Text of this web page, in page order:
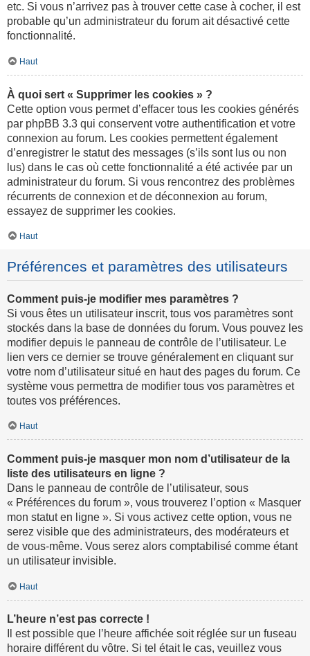
etc. Si vous n’arrivez pas à trouver cette case à cocher, il est
probable qu’un administrateur du forum ait désactivé cette
fonctionnalité.
Haut
À quoi sert « Supprimer les cookies » ?
Cette option vous permet d’effacer tous les cookies générés
par phpBB 3.3 qui conservent votre authentification et votre
connexion au forum. Les cookies permettent également
d’enregistrer le statut des messages (s’ils sont lus ou non
lus) dans le cas où cette fonctionnalité a été activée par un
administrateur du forum. Si vous rencontrez des problèmes
récurrents de connexion et de déconnexion au forum,
essayez de supprimer les cookies.
Haut
Préférences et paramètres des utilisateurs
Comment puis-je modifier mes paramètres ?
Si vous êtes un utilisateur inscrit, tous vos paramètres sont
stockés dans la base de données du forum. Vous pouvez les
modifier depuis le panneau de contrôle de l’utilisateur. Le
lien vers ce dernier se trouve généralement en cliquant sur
votre nom d’utilisateur situé en haut des pages du forum. Ce
système vous permettra de modifier tous vos paramètres et
toutes vos préférences.
Haut
Comment puis-je masquer mon nom d’utilisateur de la
liste des utilisateurs en ligne ?
Dans le panneau de contrôle de l’utilisateur, sous
« Préférences du forum », vous trouverez l’option « Masquer
mon statut en ligne ». Si vous activez cette option, vous ne
serez visible que des administrateurs, des modérateurs et
de vous-même. Vous serez alors comptabilisé comme étant
un utilisateur invisible.
Haut
L’heure n’est pas correcte !
Il est possible que l’heure affichée soit réglée sur un fuseau
horaire différent du vôtre. Si tel était le cas, veuillez vous